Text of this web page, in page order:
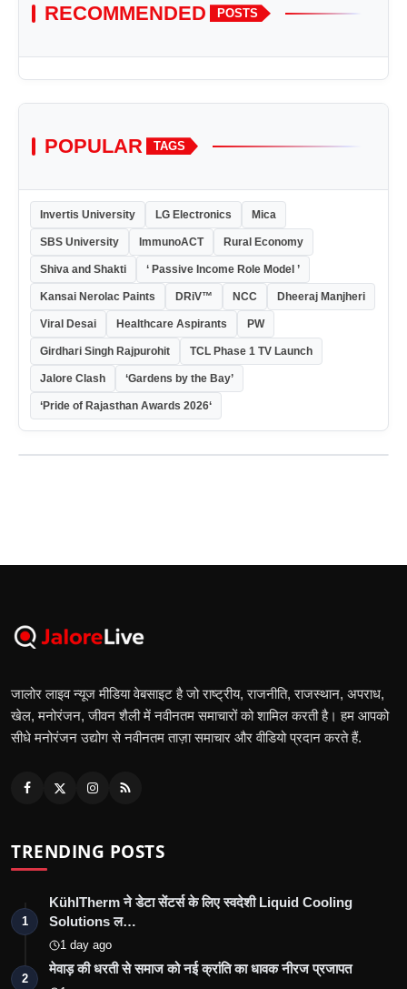
RECOMMENDED POSTS
POPULAR TAGS
Invertis University LG Electronics Mica
SBS University ImmunoACT Rural Economy
Shiva and Shakti ‘ Passive Income Role Model ’
Kansai Nerolac Paints DRiV™ NCC Dheeraj Manjheri
Viral Desai Healthcare Aspirants PW
Girdhari Singh Rajpurohit TCL Phase 1 TV Launch
Jalore Clash ‘Gardens by the Bay’
‘Pride of Rajasthan Awards 2026‘
जालोर लाइव न्यूज मीडिया वेबसाइट है जो राष्ट्रीय, राजनीति, राजस्थान, अपराध,
खेल, मनोरंजन, जीवन शैली में नवीनतम समाचारों को शामिल करती है। हम आपको
सीधे मनोरंजन उद्योग से नवीनतम ताज़ा समाचार और वीडियो प्रदान करते हैं.
TRENDING POSTS
1
KühlTherm ने डेटा सेंटर्स के लिए स्वदेशी Liquid Cooling
Solutions ल…
1 day ago
2
मेवाड़ की धरती से समाज को नई क्रांति का धावक नीरज प्रजापत